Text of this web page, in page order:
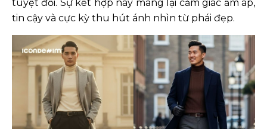
tuyệt đối. Sự kết hợp này mang lại cảm giác ấm áp,
tin cậy và cực kỳ thu hút ánh nhìn từ phái đẹp.